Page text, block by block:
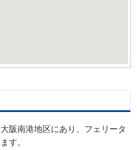
阪南港地区にあり、フェリータ
す。